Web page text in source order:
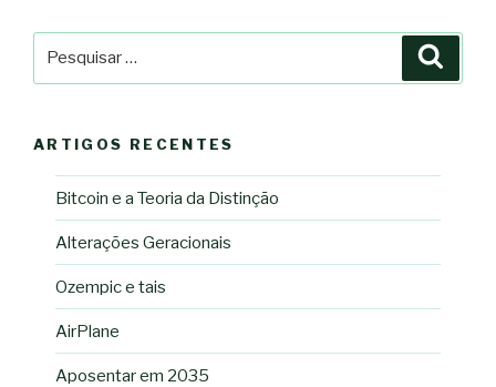
ARTIGOS RECENTES
Bitcoin e a Teoria da Distinção
Alterações Geracionais
Ozempic e tais
AirPlane
Aposentar em 2035